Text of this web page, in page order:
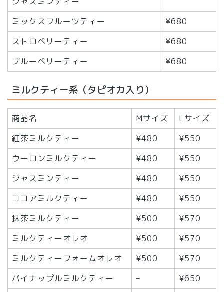
ミックスフルーツティー
¥680
ストロベリーティー
¥680
ブルーベリーティー
¥680
ミルクティー系（タピオカ入り）
商品名 Mサイズ
Lサイズ
紅茶ミルクティー
¥480
¥550
ウーロンミルクティー
¥480
¥550
ジャスミンティー
¥480
¥550
ココアミルクティー
¥480
¥550
抹茶ミルクティー
¥500
¥570
ミルクティーオレオ
¥500
¥570
ミルクティーフォームオレオ
¥500
¥570
パイナップルミルクティー
–
¥650